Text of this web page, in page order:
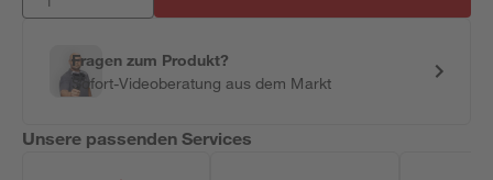
Fragen zum Produkt?
Sofort-Videoberatung aus dem Markt
Unsere passenden Services